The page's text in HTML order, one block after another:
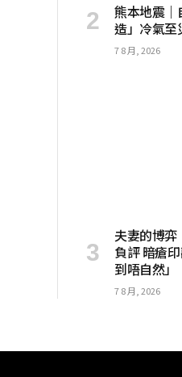
熊本地震｜
造」冷氣至
7 8 月, 2026
夫妻的博
負評 暗瘡
到唔自然」
7 8 月, 2026